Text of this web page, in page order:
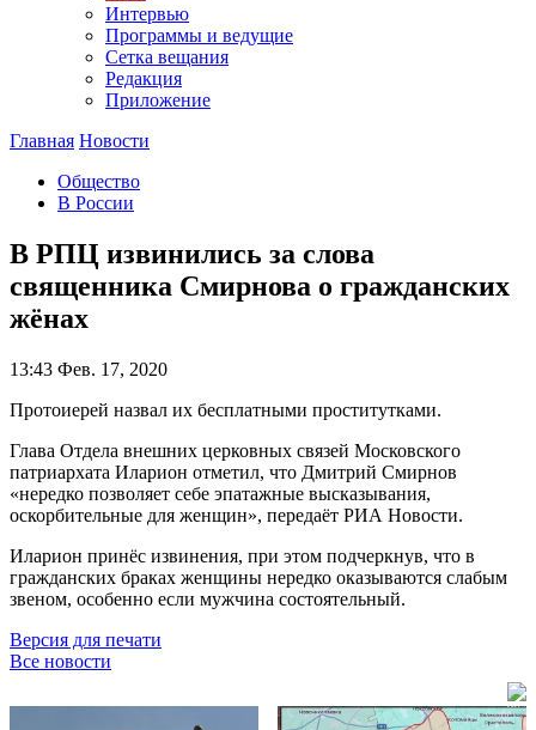
Интервью
Программы и ведущие
Сетка вещания
Редакция
Приложение
Главная Новости
Общество
В России
В РПЦ извинились за слова
священника Смирнова о гражданских
жёнах
13:43 Фев. 17, 2020
Протоиерей назвал их бесплатными проститутками.
Глава Отдела внешних церковных связей Московского
патриархата Иларион отметил, что Дмитрий Смирнов
«нередко позволяет себе эпатажные высказывания,
оскорбительные для женщин», передаёт РИА Новости.
Иларион принёс извинения, при этом подчеркнув, что в
гражданских браках женщины нередко оказываются слабым
звеном, особенно если мужчина состоятельный.
Версия для печати
Все новости